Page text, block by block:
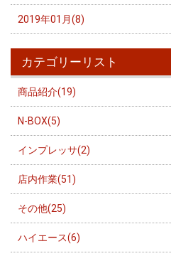
2019年01月(8)
カテゴリーリスト
商品紹介(19)
N-BOX(5)
インプレッサ(2)
店内作業(51)
その他(25)
ハイエース(6)